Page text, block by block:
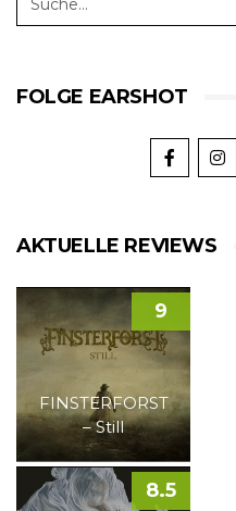
FOLGE EARSHOT
AKTUELLE REVIEWS
FINSTERFORST
– Still
9
8.5